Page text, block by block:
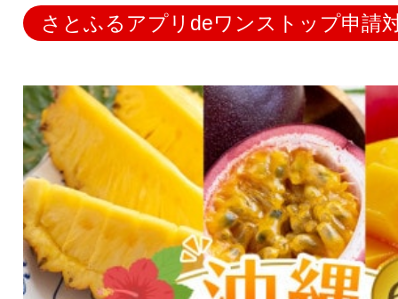
さとふるアプリdeワンストップ申請